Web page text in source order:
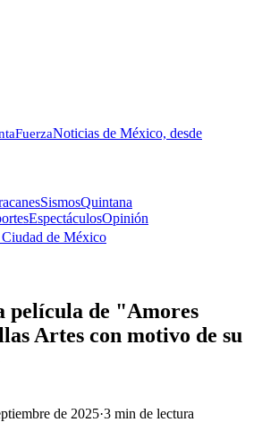
FuerzaNoticias de México, desde
SismosQuintana
EspectáculosOpinión
Ciudad de México
película de "Amores
Artes con motivo de su
de 2025·3 min de lectura